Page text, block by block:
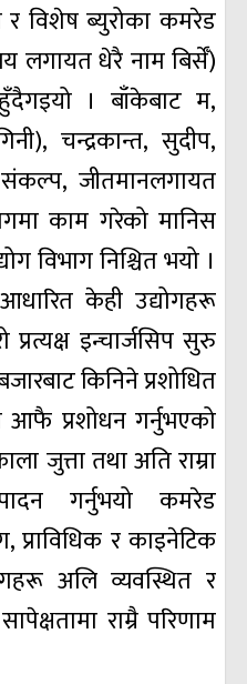
र विशेष ब्युरोका कमरेड
लगायत धेरै नाम बिर्सेँ)
। बाँकेबाट म,
चन्द्रकान्त, सुदीप,
जीतमानलगायत
काम गरेको मानिस
विभाग निश्चित भयो ।
केही उद्योगहरू
इन्चार्जसिप सुरु
किनिने प्रशोधित
आफै प्रशोधन गर्नुभएको
जुत्ता तथा अति राम्रा
गर्नुभयो कमरेड
प्राविधिक र काइनेटिक
अलि व्यवस्थित र
राम्रै परिणाम